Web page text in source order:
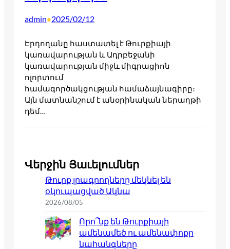
admin•2025/02/12
Էրդողանը հաստատել է Թուրքիայի
կառավարության և Ադրբեջանի
կառավարության միջև միգրացիոն
ոլորտում
համագործակցության համաձայնագիրը։
Այն մատնանշում է անօրինական ներաղթի
դեմ…
Վերջին Յաւելումներ
Թուրք լրագրողները մեկնել են
օկուպացված Ակնա
2026/08/05
Որո՞նք են Թուրքիայի
ամենամեծ ու ամենափոքր
նահանգները